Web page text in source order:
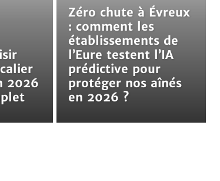
2026
Zéro chute à Évreux
: comment les
établissements de
l’Eure testent l’IA
prédictive pour
protéger nos aînés
en 2026 ?